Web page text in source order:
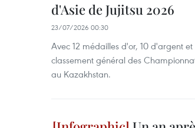
d'Asie de Jujitsu 2026
23/07/2026 00:30
Avec 12 médailles d'or, 10 d'argent
classement général des
au Kazakhstan.